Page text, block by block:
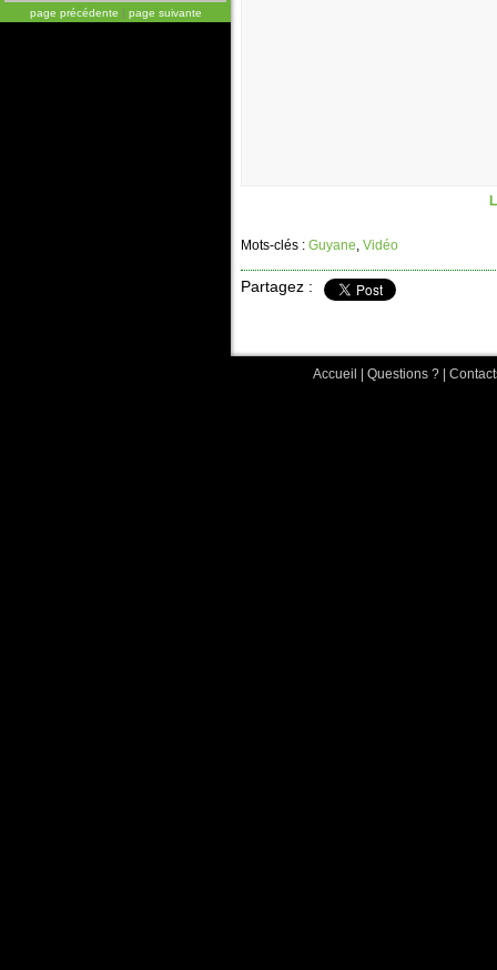
page précédente | page suivante
Mots-clés : Guyane Vidéo
Partagez :
Accueil Questions ?